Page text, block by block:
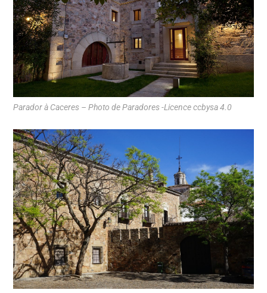
Parador à Caceres – Photo de Paradores -Licence ccbysa 4.0